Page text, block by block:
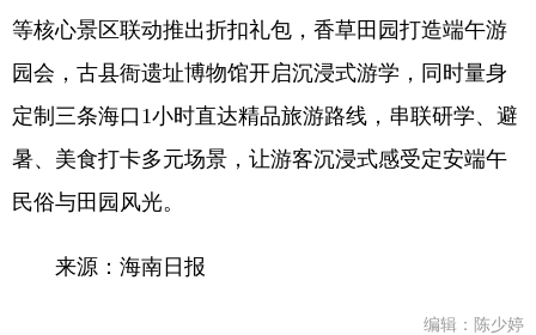
等核心景区联动推出折扣礼包，香草田园打造端午游
园会，古县衙遗址博物馆开启沉浸式游学，同时量身
定制三条海口1小时直达精品旅游路线，串联研学、避
暑、美食打卡多元场景，让游客沉浸式感受定安端午
民俗与田园风光。
来源：海南日报
编辑：陈少婷